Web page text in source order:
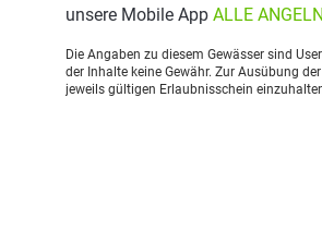
unsere Mobile App ALLE ANGELN
Die Angaben zu diesem Gewässer sind
der Inhalte keine Gewähr. Zur Ausübung
jeweils gültigen Erlaubnisschein